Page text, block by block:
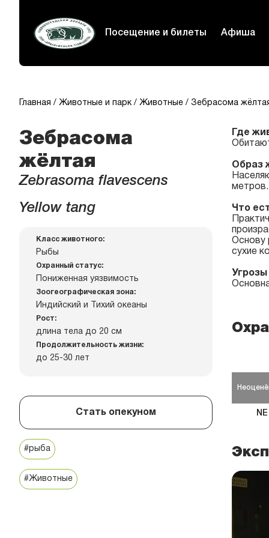
Посещение и билеты Афиша
Главная Животные и парк Животные Зебрасома
Зебрасома
жёлтая
Zebrasoma flavescens
Yellow tang
Класс животного:
Рыбы
Охранный статус:
Пониженная уязвимость
Зоогеографическая зона:
Индийский и Тихий океаны
Рост:
длина тела до 20 см
Продолжительность жизни:
до 25-30 лет
Стать опекуном
#рыба
#Животные
Где
Образ
Что
Основу
сухие
Угрозы
NE